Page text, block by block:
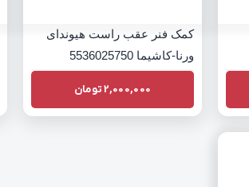
کمک فنر عقب راست هیوندای
ورنا-کاشیما 5536025750
2,000,000تومان